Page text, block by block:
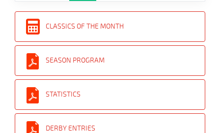
CLASSICS OF THE MONTH
SEASON PROGRAM
STATISTICS
DERBY ENTRIES